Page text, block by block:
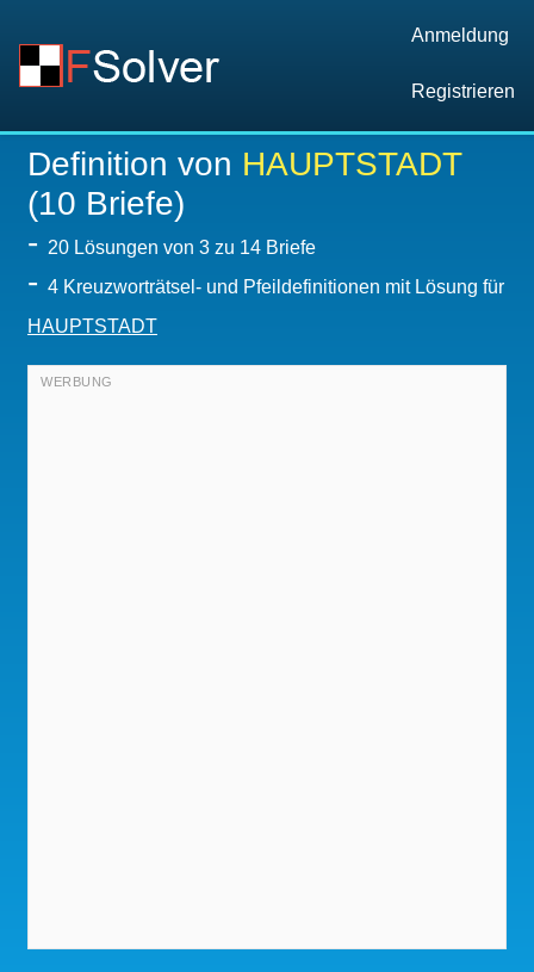
Anmeldung
Registrieren
Definition von HAUPTSTADT
(10 Briefe)
- 20 Lösungen von 3 zu 14 Briefe
- 4 Kreuzworträtsel- und Pfeildefinitionen mit Lösung für
HAUPTSTADT